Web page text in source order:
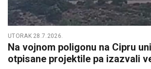
UTORAK 28.7.2026.
Na vojnom poligonu na Cipru
otpisane projektile pa izazvali